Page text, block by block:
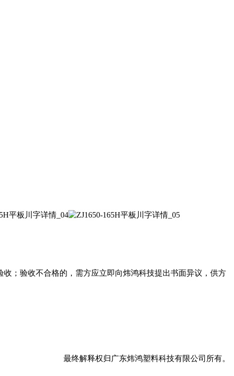
；验收不合格的，需方应立即向炜鸿科技提出书面异议，供方
最终解释权归广东炜鸿塑料科技有限公司所有。